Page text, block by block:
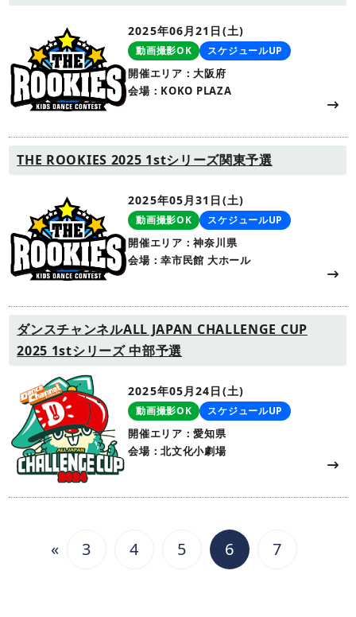
2025年06月21日(土)
動画撮影OK スケジュールUP
開催エリア：大阪府
会場：KOKO PLAZA
THE ROOKIES 2025 1stシリーズ関東予選
2025年05月31日(土)
動画撮影OK スケジュールUP
開催エリア：神奈川県
会場：幸市民館 大ホール
ダンスチャンネルALL JAPAN CHALLENGE CUP
2025 1stシリーズ 中部予選
2025年05月24日(土)
動画撮影OK スケジュールUP
開催エリア：愛知県
会場：北文化小劇場
« 3 4 5 6 7